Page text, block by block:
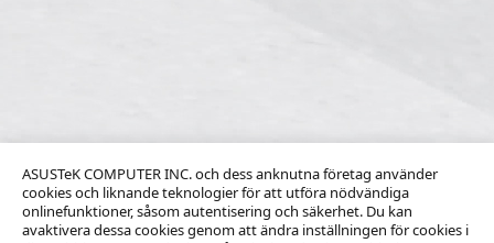
ASUSTeK COMPUTER INC. och dess anknutna företag använder
cookies och liknande teknologier för att utföra nödvändiga
onlinefunktioner, såsom autentisering och säkerhet. Du kan
avaktivera dessa cookies genom att ändra inställningen för cookies i